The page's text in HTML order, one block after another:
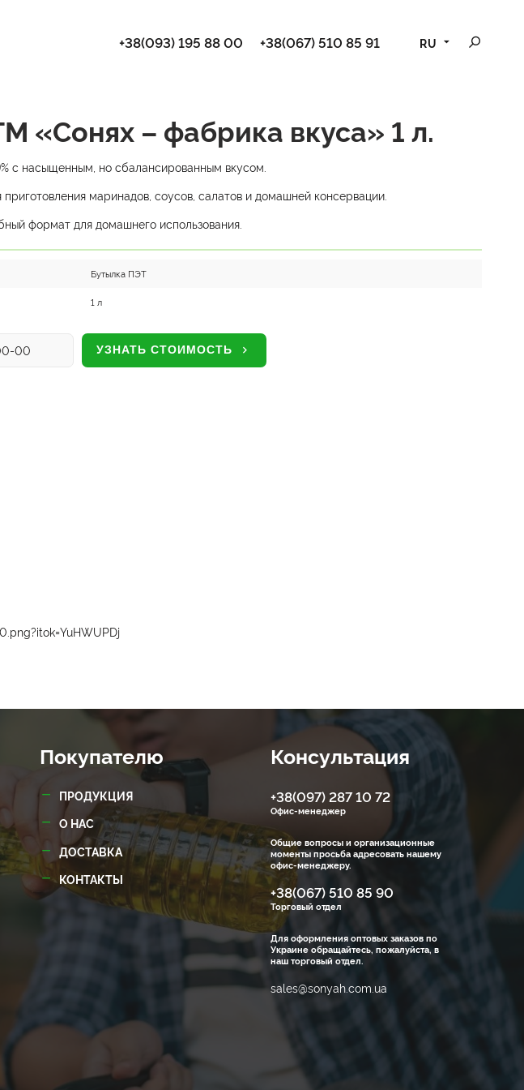
+38(093) 195 88 00 +38(067) 510 85 91 RU
«Сонях – фабрика вкуса» 1 л.
с насыщенным, но сбалансированным вкусом.
приготовления маринадов, соусов, салатов и домашней консервации.
формат для домашнего использования.
Бутылка ПЭТ
1 л
УЗНАТЬ СТОИМОСТЬ
Покупателю
ПРОДУКЦИЯ
О НАС
ДОСТАВКА
КОНТАКТЫ
Консультация
Офис-менеджер
Общие вопросы и организационные
моменты просьба адресовать нашему
офис-менеджеру.
+38(097) 287 10 72
Торговый отдел
Для оформления оптовых заказов по
Украине обращайтесь, пожалуйста, в
наш торговый отдел.
+38(067) 510 85 90
sales@sonyah.com.ua